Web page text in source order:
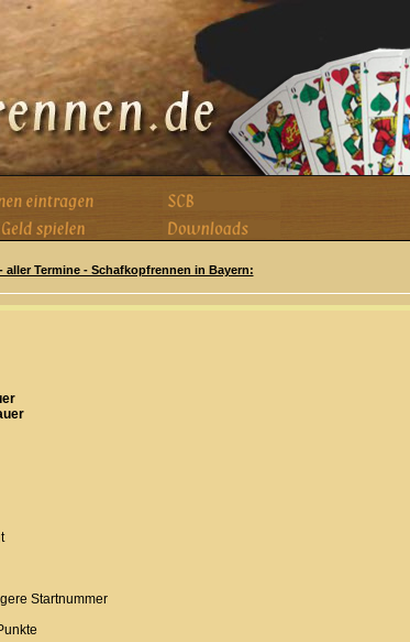
aller Termine - Schafkopfrennen in Bayern:
Startnummer